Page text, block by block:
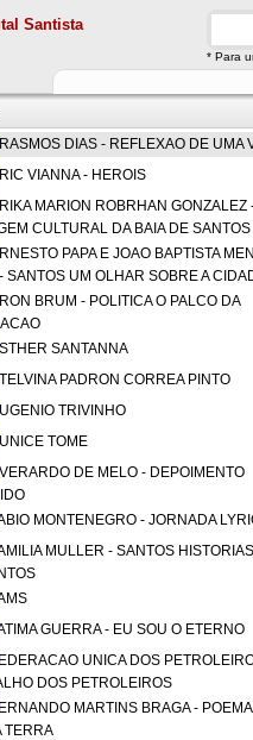
Santista
* Para
WOLF
PEREIRA LEITE -
THEODORO WANKE - OS
MAIS
DIAS - REFLEXAO DE UMA
VIANNA - HEROIS
MARION ROBRHAN GONZALEZ
CULTURAL DA BAIA DE SANTOS
PAPA E JOAO BAPTISTA
SANTOS UM OLHAR SOBRE A
BRUM - POLITICA O PALCO DA
SANTANNA
PADRON CORREA PINTO
TRIVINHO
TOME
DE MELO - DEPOIMENTO
MONTENEGRO - JORNADA
MULLER - SANTOS
GUERRA - EU SOU O ETERNO
UNICA DOS
DOS PETROLEIROS
MARTINS BRAGA -
TERRA